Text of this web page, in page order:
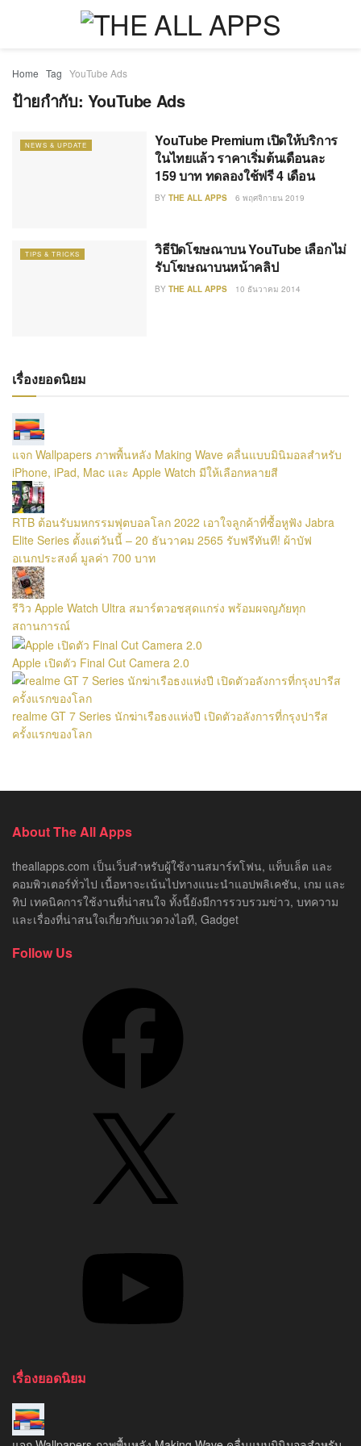
Home Tag YouTube Ads
ป้ายกำกับ: YouTube Ads
NEWS & UPDATE
YouTube Premium เปิดให้บริการ
ในไทยแล้ว ราคาเริ่มต้นเดือนละ
159 บาท ทดลองใช้ฟรี 4 เดือน
BY THE ALL APPS 6 พฤศจิกายน 2019
TIPS & TRICKS
วิธีปิดโฆษณาบน YouTube เลือกไม่
รับโฆษณาบนหน้าคลิป
BY THE ALL APPS 10 ธันวาคม 2014
เรื่องยอดนิยม
แจก Wallpapers ภาพพื้นหลัง Making Wave คลื่นแบบมินิมอลสำหรับ
iPhone, iPad, Mac และ Apple Watch มีให้เลือกหลายสี
RTB ต้อนรับมหกรรมฟุตบอลโลก 2022 เอาใจลูกค้าที่ซื้อหูฟัง Jabra
Elite Series ตั้งแต่วันนี้ – 20 ธันวาคม 2565 รับฟรีทันที! ผ้าบัฟ
อเนกประสงค์ มูลค่า 700 บาท
รีวิว Apple Watch Ultra สมาร์ตวอชสุดแกร่ง พร้อมผจญภัยทุก
สถานการณ์
Apple เปิดตัว Final Cut Camera 2.0
realme GT 7 Series นักฆ่าเรือธงแห่งปี เปิดตัวอลังการที่กรุงปารีส
ครั้งแรกของโลก
About The All Apps
theallapps.com เป็นเว็บสำหรับผู้ใช้งานสมาร์ทโฟน, แท็บเล็ต และ
คอมพิวเตอร์ทั่วไป เนื้อหาจะเน้นไปทางแนะนำแอปพลิเคชัน, เกม และ
ทิป เทคนิคการใช้งานที่น่าสนใจ ทั้งนี้ยังมีการรวบรวมข่าว, บทความ
และเรื่องที่น่าสนใจเกี่ยวกับแวดวงไอที, Gadget
Follow Us
เรื่องยอดนิยม